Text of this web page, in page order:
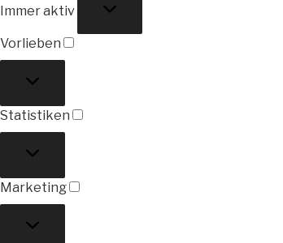
Immer aktiv
Vorlieben
Statistiken
Marketing